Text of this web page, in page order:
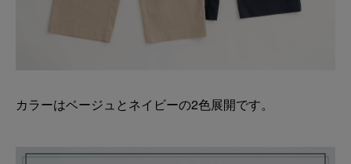
カラーはベージュとネイビーの2色展開です。